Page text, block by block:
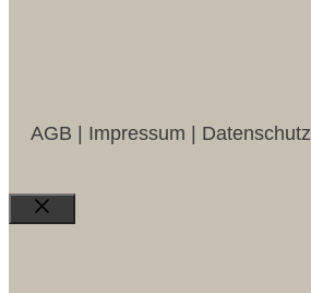
AGB | Impressum | Datenschutz
Close